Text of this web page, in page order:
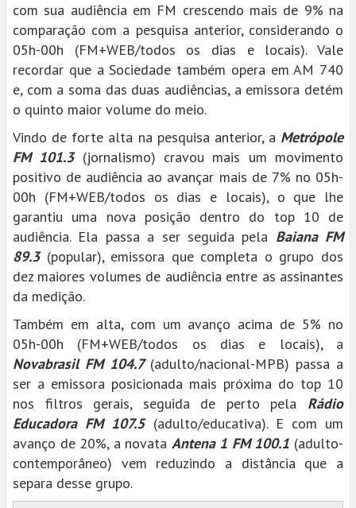
com sua audiência em FM crescendo mais de 9% na
comparação com a pesquisa anterior, considerando o
05h-00h (FM+WEB/todos os dias e locais). Vale
recordar que a Sociedade também opera em AM 740
e, com a soma das duas audiências, a emissora detém
o quinto maior volume do meio.
Vindo de forte alta na pesquisa anterior, a Metrópole
FM 101.3(jornalismo) cravou mais um movimento
positivo de audiência ao avançar mais de 7% no 05h-
00h (FM+WEB/todos os dias e locais), o que lhe
garantiu uma nova posição dentro do top 10 de
audiência. Ela passa a ser seguida pela Baiana FM
89.3(popular), emissora que completa o grupo dos
dez maiores volumes de audiência entre as assinantes
da medição.
Também em alta, com um avanço acima de 5% no
05h-00h (FM+WEB/todos os dias e locais), a
Novabrasil FM 104.7(adulto/nacional-MPB) passa a
ser a emissora posicionada mais próxima do top 10
nos filtros gerais, seguida de perto pela Rádio
Educadora FM 107.5(adulto/educativa). E com um
avanço de 20%, a novata Antena 1 FM 100.1 (adulto-
contemporâneo) vem reduzindo a distância que a
separa desse grupo.